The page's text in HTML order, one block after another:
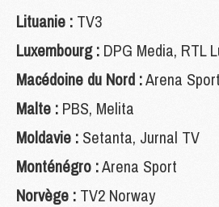
Lituanie : TV3
Luxembourg : DPG Media, RTL
Macédoine du Nord :Arena Sport
Malte : PBS, Melita
Moldavie : Setanta, Jurnal TV
Monténégro :Arena Sport
Norvège : TV2 Norway